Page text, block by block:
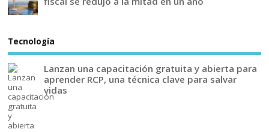
Tecnología
Lanzan una capacitación gratuita y abierta para
aprender RCP, una técnica clave para salvar
vidas